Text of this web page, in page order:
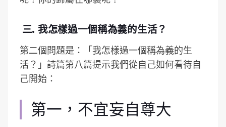
三. 我怎樣過一個稱為義的生活？
第二個問題是：「我怎樣過一個稱為義的生
活？」詩篇第八篇提示我們從自己如何看待自
己開始：
第一，不宜妄自尊大